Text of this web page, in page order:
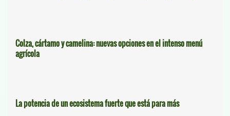
Colza, cártamo y camelina: nuevas opciones en el intenso menú
agrícola
La potencia de un ecosistema fuerte que está para más